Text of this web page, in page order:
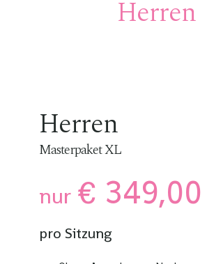
Herren
Herren
Masterpaket XL
nur € 349,00
pro Sitzung